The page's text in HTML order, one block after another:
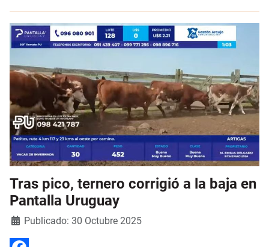
Tras pico, ternero corrigió a la baja en
Pantalla Uruguay
Detalles
Publicado: 30 Octubre 2025